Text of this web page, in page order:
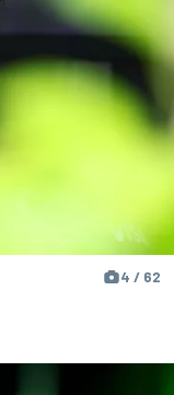
4 / 62